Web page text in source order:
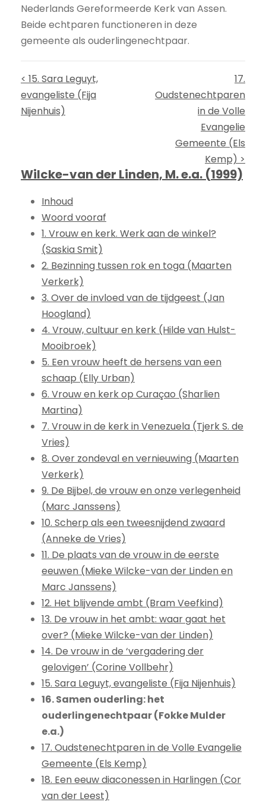
Nederlands Gereformeerde Kerk van Assen.
Beide echtparen functioneren in deze
gemeente als ouderlingenechtpaar.
< 15. Sara Leguyt,
evangeliste (Fija
Nijenhuis)
17.
Oudstenechtparen
in de Volle
Evangelie
Gemeente (Els
Kemp) >
Wilcke-van der Linden, M. e.a. (1999)
Inhoud
Woord vooraf
1. Vrouw en kerk. Werk aan de winkel?
(Saskia Smit)
2. Bezinning tussen rok en toga (Maarten
Verkerk)
3. Over de invloed van de tijdgeest (Jan
Hoogland)
4. Vrouw, cultuur en kerk (Hilde van Hulst-
Mooibroek)
5. Een vrouw heeft de hersens van een
schaap (Elly Urban)
6. Vrouw en kerk op Curaçao (Sharlien
Martina)
7. Vrouw in de kerk in Venezuela (Tjerk S. de
Vries)
8. Over zondeval en vernieuwing (Maarten
Verkerk)
9. De Bijbel, de vrouw en onze verlegenheid
(Marc Janssens)
10. Scherp als een tweesnijdend zwaard
(Anneke de Vries)
11. De plaats van de vrouw in de eerste
eeuwen (Mieke Wilcke-van der Linden en
Marc Janssens)
12. Het blijvende ambt (Bram Veefkind)
13. De vrouw in het ambt: waar gaat het
over? (Mieke Wilcke-van der Linden)
14. De vrouw in de ‘vergadering der
gelovigen’ (Corine Vollbehr)
15. Sara Leguyt, evangeliste (Fija Nijenhuis)
16. Samen ouderling: het
ouderlingenechtpaar (Fokke Mulder
e.a.)
17. Oudstenechtparen in de Volle Evangelie
Gemeente (Els Kemp)
18. Een eeuw diaconessen in Harlingen (Cor
van der Leest)